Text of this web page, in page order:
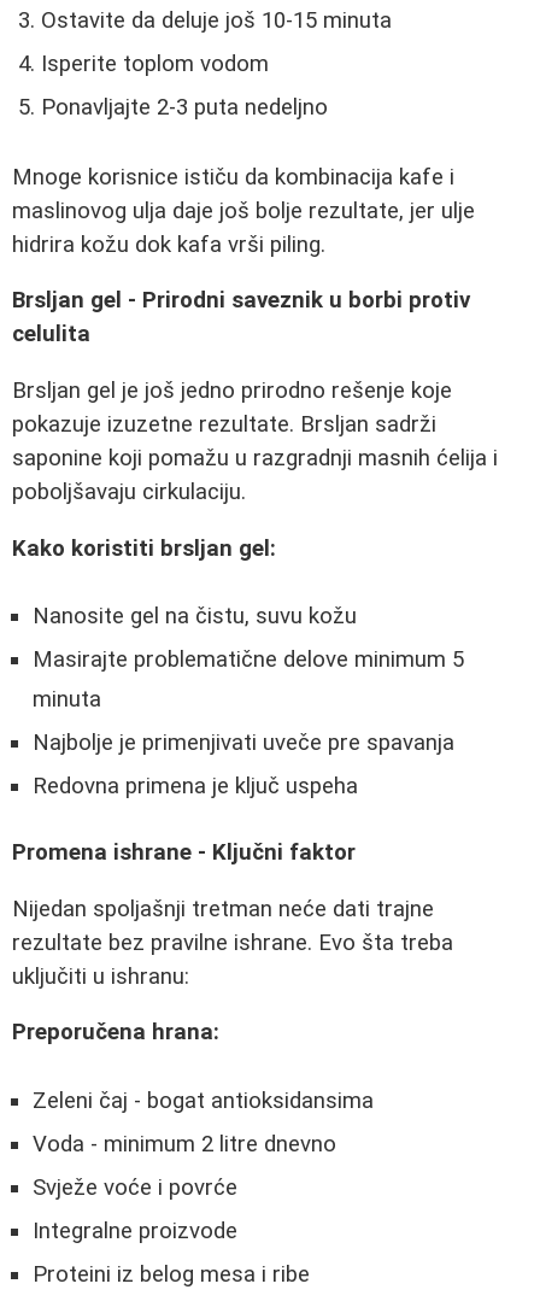
Ostavite da deluje još 10-15 minuta
Isperite toplom vodom
Ponavljajte 2-3 puta nedeljno
Mnoge korisnice ističu da kombinacija kafe i
maslinovog ulja daje još bolje rezultate, jer ulje
hidrira kožu dok kafa vrši piling.
Brsljan gel - Prirodni saveznik u borbi protiv
celulita
Brsljan gel je još jedno prirodno rešenje koje
pokazuje izuzetne rezultate. Brsljan sadrži
saponine koji pomažu u razgradnji masnih ćelija i
poboljšavaju cirkulaciju.
Kako koristiti brsljan gel:
Nanosite gel na čistu, suvu kožu
Masirajte problematične delove minimum 5
minuta
Najbolje je primenjivati uveče pre spavanja
Redovna primena je ključ uspeha
Promena ishrane - Ključni faktor
Nijedan spoljašnji tretman neće dati trajne
rezultate bez pravilne ishrane. Evo šta treba
uključiti u ishranu:
Preporučena hrana:
Zeleni čaj - bogat antioksidansima
Voda - minimum 2 litre dnevno
Svježe voće i povrće
Integralne proizvode
Proteini iz belog mesa i ribe